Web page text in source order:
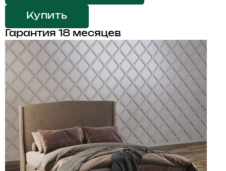
Купить
Гарантия 18 месяцев